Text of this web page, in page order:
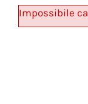
Impossibile